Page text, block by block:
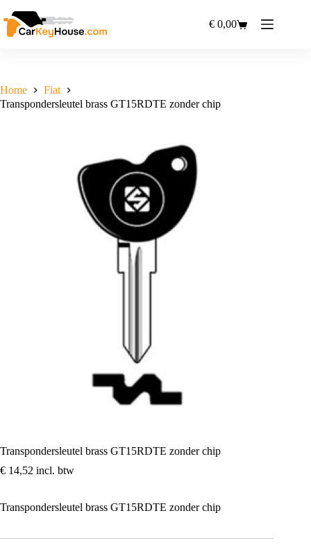
naar
de
Winkelwagen
€ 0,00
Home
Fiat
Transpondersleutel brass GT15RDTE zonder chip
Transpondersleutel brass GT15RDTE zonder chip
€ 14,52 incl. btw
Transpondersleutel brass GT15RDTE zonder chip